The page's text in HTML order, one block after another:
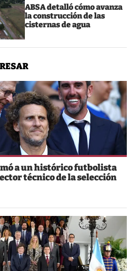
ABSA detalló cómo avanza
la construcción de las
cisternas de agua
a un histórico futbolista
técnico de la selección